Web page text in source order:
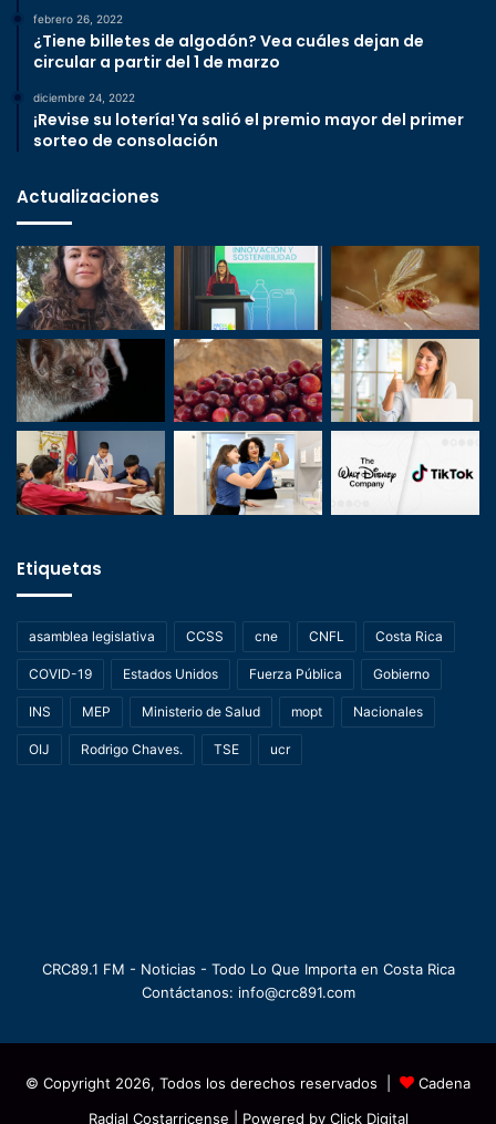
febrero 26, 2022
¿Tiene billetes de algodón? Vea cuáles dejan de
circular a partir del 1 de marzo
diciembre 24, 2022
¡Revise su lotería! Ya salió el premio mayor del primer
sorteo de consolación
Actualizaciones
Etiquetas
asamblea legislativa CCSS cne CNFL Costa Rica
COVID-19 Estados Unidos Fuerza Pública Gobierno
INS MEP Ministerio de Salud mopt Nacionales
OIJ Rodrigo Chaves. TSE ucr
CRC89.1 FM - Noticias - Todo Lo Que Importa en Costa Rica
Contáctanos: info@crc891.com
© Copyright 2026, Todos los derechos reservados |
Cadena
Radial Costarricense | Powered by Click Digital